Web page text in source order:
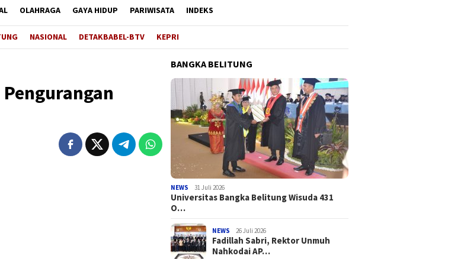
OLAHRAGA GAYA HIDUP PARIWISATA INDEKS
NASIONAL DETAKBABEL-BTV KEPRI
BANGKA BELITUNG
NEWS 31 Juli 2026
Universitas Bangka Belitung Wisuda 431
O…
NEWS 26 Juli 2026
Fadillah Sabri, Rektor Unmuh
Nahkodai AP…